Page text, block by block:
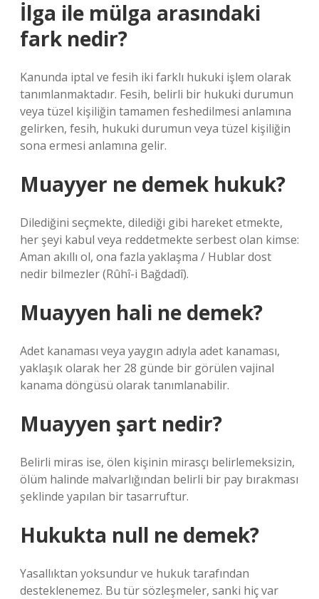
İlga ile mülga arasındaki
fark nedir?
Kanunda iptal ve fesih iki farklı hukuki işlem olarak
tanımlanmaktadır. Fesih, belirli bir hukuki durumun
veya tüzel kişiliğin tamamen feshedilmesi anlamına
gelirken, fesih, hukuki durumun veya tüzel kişiliğin
sona ermesi anlamına gelir.
Muayyer ne demek hukuk?
Dilediğini seçmekte, dilediği gibi hareket etmekte,
her şeyi kabul veya reddetmekte serbest olan kimse:
Aman akıllı ol, ona fazla yaklaşma / Hublar dost
nedir bilmezler (Rûhî-i Bağdadî).
Muayyen hali ne demek?
Adet kanaması veya yaygın adıyla adet kanaması,
yaklaşık olarak her 28 günde bir görülen vajinal
kanama döngüsü olarak tanımlanabilir.
Muayyen şart nedir?
Belirli miras ise, ölen kişinin mirasçı belirlemeksizin,
ölüm halinde malvarlığından belirli bir pay bırakması
şeklinde yapılan bir tasarruftur.
Hukukta null ne demek?
Yasallıktan yoksundur ve hukuk tarafından
desteklenemez. Bu tür sözleşmeler, sanki hiç var